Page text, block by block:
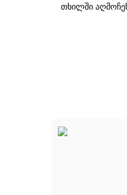
თხილში